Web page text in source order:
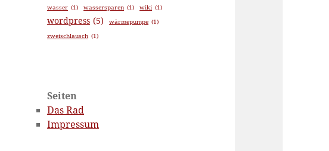
wasser (1) wassersparen (1) wiki (1)
wordpress (5) wärmepumpe (1)
zweischlausch (1)
Seiten
Das Rad
Impressum